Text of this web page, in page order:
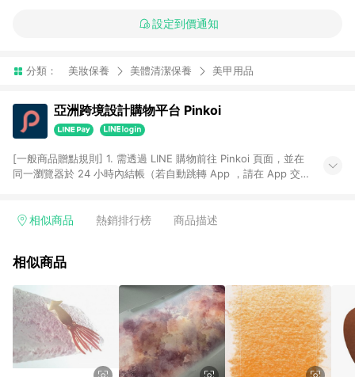
設定到價通知
分類： 美妝保養 美體清潔保養 美甲用品
亞洲跨境設計購物平台 Pinkoi
[一般商品贈點規則] 1. 需透過 LINE 購物前往 Pinkoi 頁面，並在
同一瀏覽器於 24 小時內結帳（若自動跳轉 App ，請在 App 交
回饋訂單不得享有 Pinkoi 站方優惠，例如首購優惠，P coins，
行為，不具贈點資格，部分退款不在此限。 6. APP 請更新至
貨後 45 天後發送。 8. 群眾募資商品，禮物卡，開館保證金，補
運費，攤位費等不具贈點資格。 9. LINE 購物站上之商品規格、
顏色、價位、贈品如與 Pinkoi 商品資訊頁及購物車不符，以
Pinkoi 購物商品資訊頁及購物車標示為準。 10. 點數紅包使用規
則請以點數紅包活動說明為準。 11. 若於 LINE 購物前往 Pinkoi
頁面後才首次下載 Pinkoi APP 並完成訂單，不符合導購資格；承
相似商品 熱銷排行榜 商品描述
相似商品